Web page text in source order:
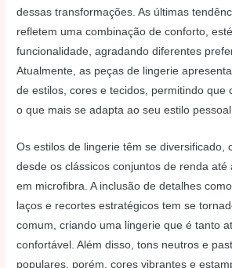
dessas transformações. As últimas
refletem uma combinação de conforto,
funcionalidade, agradando diferentes
Atualmente, as peças de lingerie
de estilos, cores e tecidos, permitindo que
o que mais se adapta ao seu estilo
Os estilos de lingerie têm se diversificado,
desde os clássicos conjuntos de renda até
em microfibra. A inclusão de detalhes
laços e recortes estratégicos tem se
comum, criando uma lingerie que é tanto
confortável. Além disso, tons neutros e
populares, porém, cores vibrantes e